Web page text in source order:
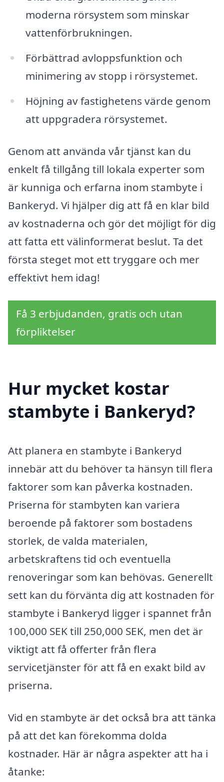
moderna rörsystem som minskar
vattenförbrukningen.
Förbättrad avloppsfunktion och
minimering av stopp i rörsystemet.
Höjning av fastighetens värde genom
att uppgradera rörsystemet.
Genom att använda vår tjänst kan du
enkelt få tillgång till lokala experter som
är kunniga och erfarna inom stambyte i
Bankeryd. Vi hjälper dig att få en klar bild
av kostnaderna och gör det möjligt för dig
att fatta ett välinformerat beslut. Ta det
första steget mot ett tryggare och mer
effektivt hem idag!
Få 3 erbjudanden, gratis och utan
förpliktelser
Hur mycket kostar
stambyte i Bankeryd?
Att planera en stambyte i Bankeryd
innebär att du behöver ta hänsyn till flera
faktorer som kan påverka kostnaden.
Priserna för stambyten kan variera
beroende på faktorer som bostadens
storlek, de valda materialen,
arbetskraftens tid och eventuella
renoveringar som kan behövas. Generellt
sett kan du förvänta dig att kostnaden för
stambyte i Bankeryd ligger i spannet från
100,000 SEK till 250,000 SEK, men det är
viktigt att få offerter från flera
servicetjänster för att få en exakt bild av
priserna.
Vid en stambyte är det också bra att tänka
på att det kan förekomma dolda
kostnader. Här är några aspekter att ha i
åtanke: